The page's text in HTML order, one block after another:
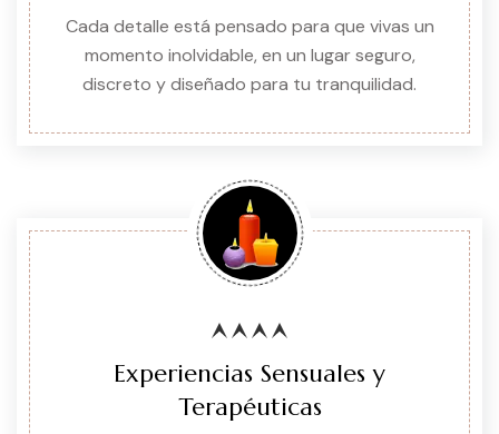
Cada detalle está pensado para que vivas un
momento inolvidable, en un lugar seguro,
discreto y diseñado para tu tranquilidad.
Experiencias Sensuales y
Terapéuticas